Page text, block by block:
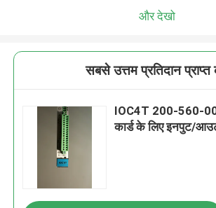
और देखो
सबसे उत्तम प्रतिदान
IOC4T 200-560-
कार्ड के लिए इनपुट/